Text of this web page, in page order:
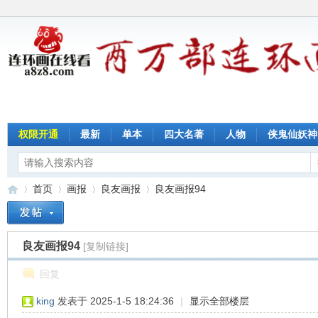
权限开通 最新 单本 四大名著 人物 侠鬼仙妖神
»
首页
›
画报
›
良友画报 良友画报94
良友画报94 [复制链接]
回复
king 发表于 2025-1-5 18:24:36 | 显示全部楼层